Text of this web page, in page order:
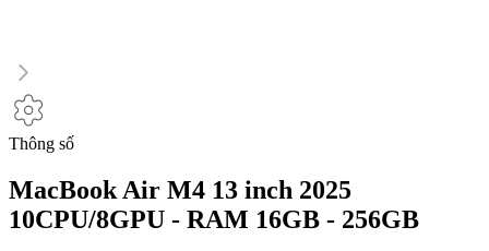
Thông số
MacBook Air M4 13 inch 2025
10CPU/8GPU - RAM 16GB - 256GB